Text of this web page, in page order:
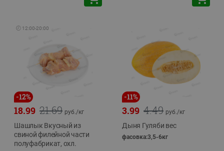
🕘 12:00-20:00
-12%
21.69
18.99 руб./кг
Шашлык Вкусный из
свиной филейной части
полуфабрикат, охл.
-11%
4.49
3.99 руб./кг
Дыня Гуляби вес
фасовка:3,5-6кг